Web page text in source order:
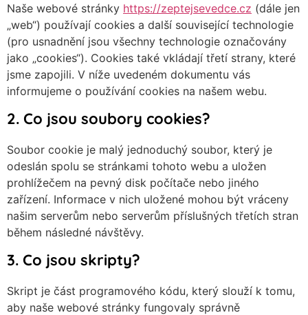
Naše webové stránky https://zeptejsevedce.cz (dále jen
„web“) používají cookies a další související technologie
(pro usnadnění jsou všechny technologie označovány
jako „cookies“). Cookies také vkládají třetí strany, které
jsme zapojili. V níže uvedeném dokumentu vás
informujeme o používání cookies na našem webu.
2. Co jsou soubory cookies?
Soubor cookie je malý jednoduchý soubor, který je
odeslán spolu se stránkami tohoto webu a uložen
prohlížečem na pevný disk počítače nebo jiného
zařízení. Informace v nich uložené mohou být vráceny
našim serverům nebo serverům příslušných třetích stran
během následné návštěvy.
3. Co jsou skripty?
Skript je část programového kódu, který slouží k tomu,
aby naše webové stránky fungovaly správně